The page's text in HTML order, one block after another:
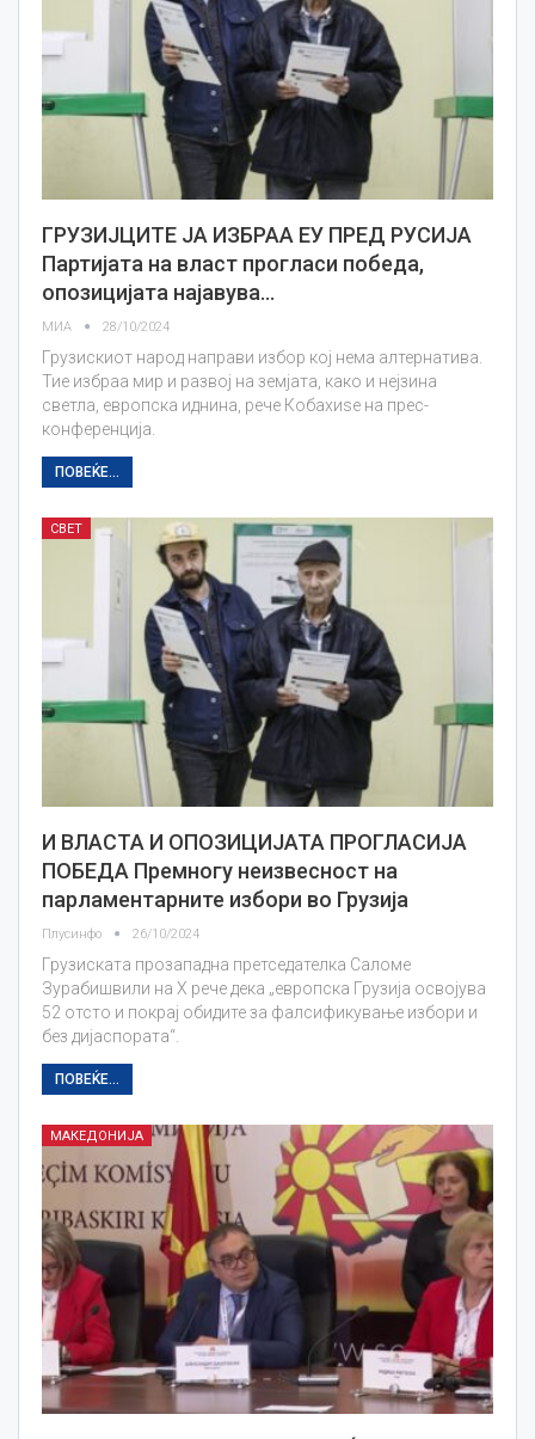
ГРУЗИЈЦИТЕ ЈА ИЗБРАА ЕУ ПРЕД РУСИЈА
Партијата на власт прогласи победа,
опозицијата најавува…
МИА 28/10/2024
Грузискиот народ направи избор кој нема алтернатива.
Тие избраа мир и развој на земјата, како и нејзина
светла, европска иднина, рече Кобахиѕе на прес-
конференција.
ПОВЕЌЕ...
СВЕТ
И ВЛАСТА И ОПОЗИЦИЈАТА ПРОГЛАСИЈА
ПОБЕДА Премногу неизвесност на
парламентарните избори во Грузија
Плусинфо 26/10/2024
Грузиската прозападна претседателка Саломе
Зурабишвили на Х рече дека „европска Грузија освојува
52 отсто и покрај обидите за фалсификување избори и
без дијаспората“.
ПОВЕЌЕ...
МАКЕДОНИЈА